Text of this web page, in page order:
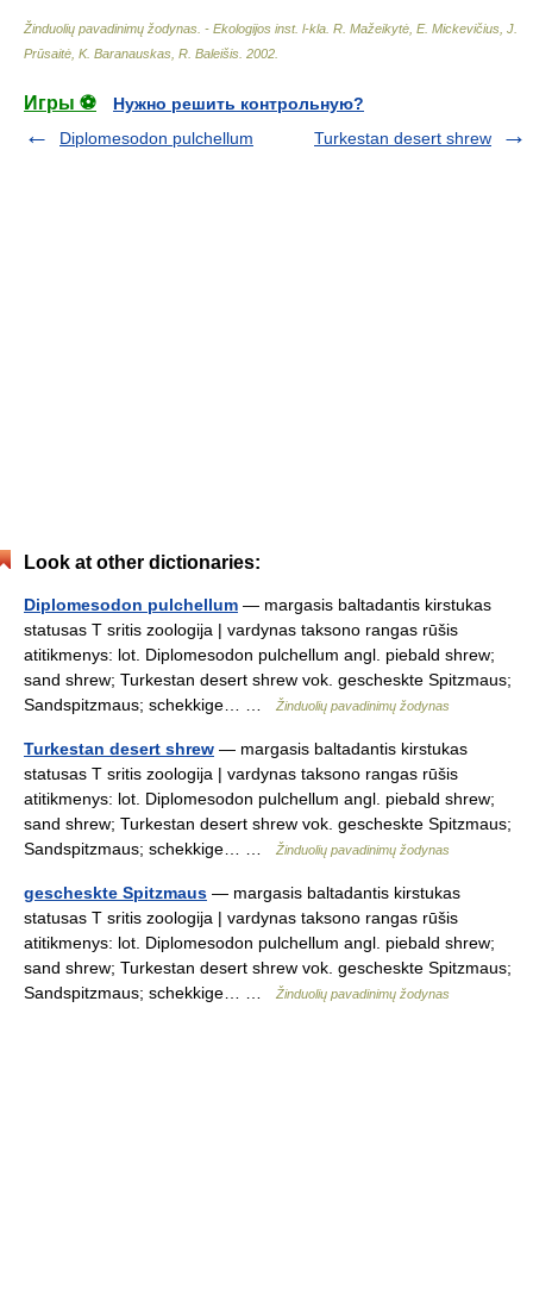
Žinduolių pavadinimų žodynas. - Ekologijos inst. l-kla R. Mažeikytė, E. Mickevičius, J.
Prūsaitė, K. Baranauskas, R. Baleišis 2002
Игры ⚽
Нужно решить контрольную?
Diplomesodon pulchellum
Turkestan desert shrew
Look at other dictionaries:
Diplomesodon pulchellum — margasis baltadantis kirstukas
statusas T sritis zoologija | vardynas taksono rangas rūšis
atitikmenys: lot. Diplomesodon pulchellum angl. piebald shrew;
sand shrew; Turkestan desert shrew vok. gescheskte Spitzmaus;
Sandspitzmaus; schekkige… …
Žinduolių pavadinimų žodynas
Turkestan desert shrew — margasis baltadantis kirstukas
statusas T sritis zoologija | vardynas taksono rangas rūšis
atitikmenys: lot. Diplomesodon pulchellum angl. piebald shrew;
sand shrew; Turkestan desert shrew vok. gescheskte Spitzmaus;
Sandspitzmaus; schekkige… …
Žinduolių pavadinimų žodynas
gescheskte Spitzmaus — margasis baltadantis kirstukas
statusas T sritis zoologija | vardynas taksono rangas rūšis
atitikmenys: lot. Diplomesodon pulchellum angl. piebald shrew;
sand shrew; Turkestan desert shrew vok. gescheskte Spitzmaus;
Sandspitzmaus; schekkige… …
Žinduolių pavadinimų žodynas